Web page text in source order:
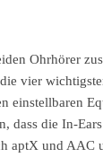
Ohrhörer
vier
einstellbaren
dass die In-
aptX und AAC